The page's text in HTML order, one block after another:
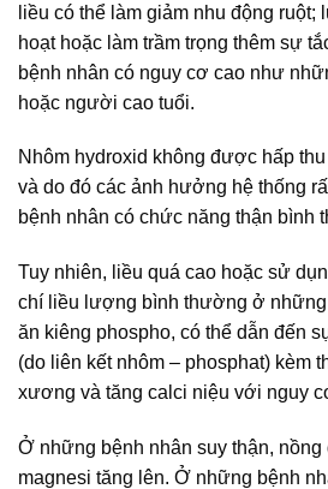
liều có thể làm giảm nhu động
hoạt hoặc làm trầm trọng thêm sự
bệnh nhân có nguy cơ cao như
hoặc người cao tuổi.
Nhôm hydroxid không được hấp
và do đó các ảnh hưởng hệ thống
bệnh nhân có chức năng thận bình
Tuy nhiên, liều quá cao hoặc sử
chí liều lượng bình thường ở những
ăn kiêng phospho, có thể dẫn đến
(do liên kết nhôm – phosphat) kèm
xương và tăng calci niệu với nguy
Ở những bệnh nhân suy thận, nồng
magnesi tăng lên. Ở những bệnh